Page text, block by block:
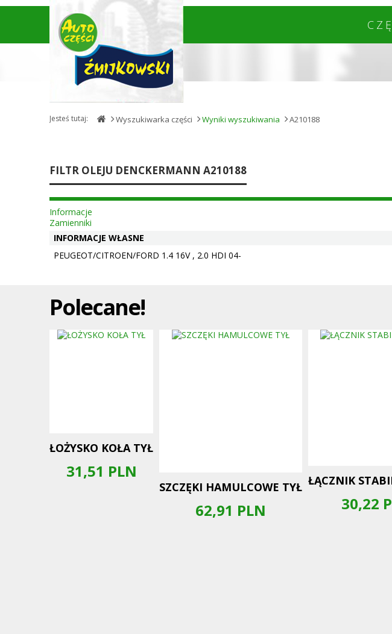
Jesteś tutaj: Wyszukiwarka części Wyniki wyszukiwania A210188
FILTR OLEJU DENCKERMANN A210188
Informacje
Zamienniki
INFORMACJE WŁASNE
PEUGEOT/CITROEN/FORD 1.4 16V , 2.0 HDI 04-
Polecane!
ŁOŻYSKO KOŁA TYŁ
31,51 PLN
SZCZĘKI HAMULCOWE TYŁ
62,91 PLN
ŁĄCZNIK
30,22